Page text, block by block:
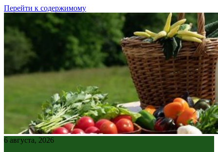
Перейти к содержимому
6 августа, 2026